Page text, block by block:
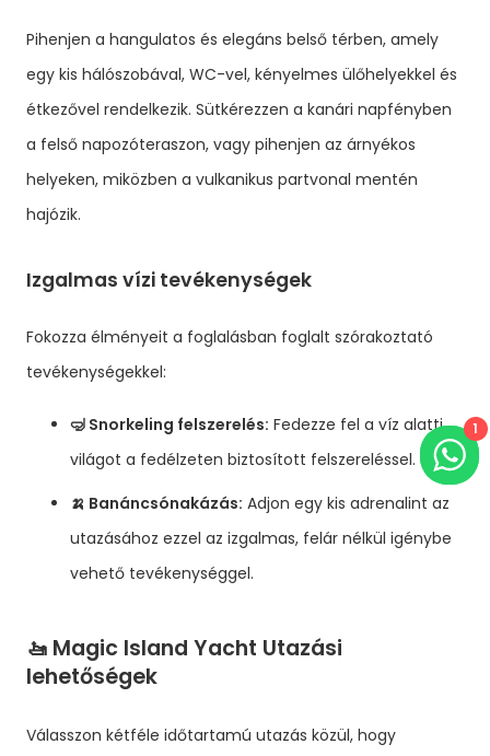
Pihenjen a hangulatos és elegáns belső térben, amely
egy kis hálószobával, WC-vel, kényelmes ülőhelyekkel és
étkezővel rendelkezik. Sütkérezzen a kanári napfényben
a felső napozóteraszon, vagy pihenjen az árnyékos
helyeken, miközben a vulkanikus partvonal mentén
hajózik.
Izgalmas vízi tevékenységek
Fokozza élményeit a foglalásban foglalt szórakoztató
tevékenységekkel:
🤿 Snorkeling felszerelés: Fedezze fel a víz alatti
világot a fedélzeten biztosított felszereléssel.
🍌 Banáncsónakázás: Adjon egy kis adrenalint az
utazásához ezzel az izgalmas, felár nélkül igénybe
vehető tevékenységgel.
🚤 Magic Island Yacht Utazási
lehetőségek
Válasszon kétféle időtartamú utazás közül, hogy
1